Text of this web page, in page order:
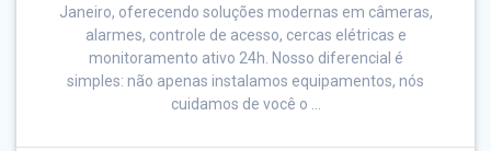
Janeiro, oferecendo soluções modernas em câmeras,
alarmes, controle de acesso, cercas elétricas e
monitoramento ativo 24h. Nosso diferencial é
simples: não apenas instalamos equipamentos, nós
cuidamos de você o …